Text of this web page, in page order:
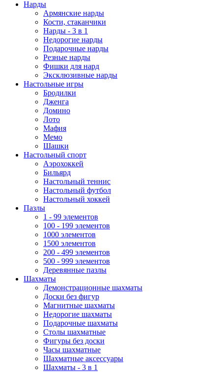
Нарды
Армянские нарды
Кости, стаканчики
Нарды - 3 в 1
Недорогие нарды
Подарочные нарды
Резные нарды
Фишки для нард
Эксклюзивные нарды
Настольные игры
Бродилки
Дженга
Домино
Лото
Мафия
Мемо
Шашки
Настольный спорт
Аэрохоккей
Бильярд
Настольный теннис
Настольный футбол
Настольный хоккей
Пазлы
1 - 99 элементов
100 - 199 элементов
1000 элементов
1500 элементов
200 - 499 элементов
500 - 999 элементов
Деревянные пазлы
Шахматы
Демонстрационные шахматы
Доски без фигур
Магнитные шахматы
Недорогие шахматы
Подарочные шахматы
Столы шахматные
Фигуры без доски
Часы шахматные
Шахматные аксессуары
Шахматы - 3 в 1